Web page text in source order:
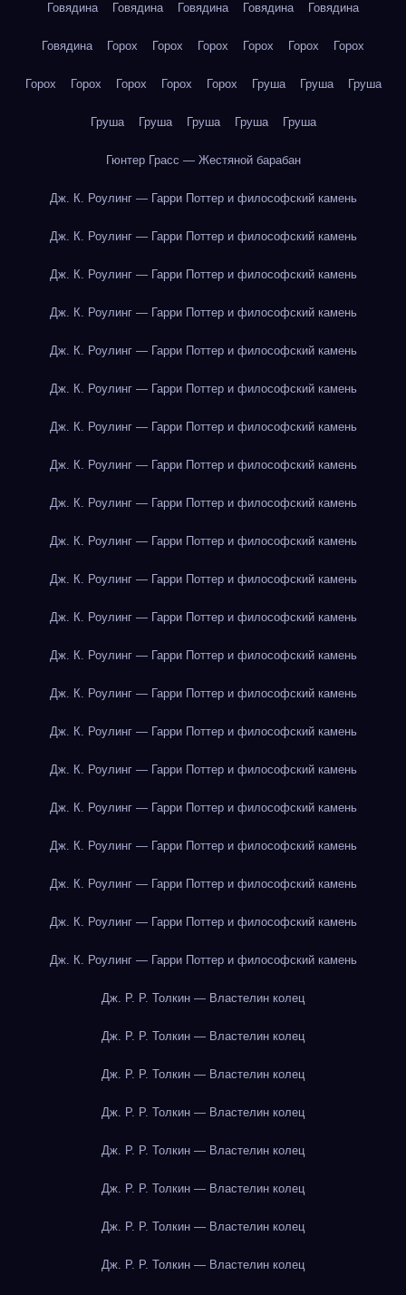
Говядина Говядина Говядина Говядина Говядина
Говядина Горох Горох Горох Горох Горох Горох
Горох Горох Горох Горох Горох Груша Груша Груша
Груша Груша Груша Груша Груша
Гюнтер Грасс — Жестяной барабан
Дж. К. Роулинг — Гарри Поттер и философский камень
Дж. К. Роулинг — Гарри Поттер и философский камень
Дж. К. Роулинг — Гарри Поттер и философский камень
Дж. К. Роулинг — Гарри Поттер и философский камень
Дж. К. Роулинг — Гарри Поттер и философский камень
Дж. К. Роулинг — Гарри Поттер и философский камень
Дж. К. Роулинг — Гарри Поттер и философский камень
Дж. К. Роулинг — Гарри Поттер и философский камень
Дж. К. Роулинг — Гарри Поттер и философский камень
Дж. К. Роулинг — Гарри Поттер и философский камень
Дж. К. Роулинг — Гарри Поттер и философский камень
Дж. К. Роулинг — Гарри Поттер и философский камень
Дж. К. Роулинг — Гарри Поттер и философский камень
Дж. К. Роулинг — Гарри Поттер и философский камень
Дж. К. Роулинг — Гарри Поттер и философский камень
Дж. К. Роулинг — Гарри Поттер и философский камень
Дж. К. Роулинг — Гарри Поттер и философский камень
Дж. К. Роулинг — Гарри Поттер и философский камень
Дж. К. Роулинг — Гарри Поттер и философский камень
Дж. К. Роулинг — Гарри Поттер и философский камень
Дж. К. Роулинг — Гарри Поттер и философский камень
Дж. Р. Р. Толкин — Властелин колец
Дж. Р. Р. Толкин — Властелин колец
Дж. Р. Р. Толкин — Властелин колец
Дж. Р. Р. Толкин — Властелин колец
Дж. Р. Р. Толкин — Властелин колец
Дж. Р. Р. Толкин — Властелин колец
Дж. Р. Р. Толкин — Властелин колец
Дж. Р. Р. Толкин — Властелин колец